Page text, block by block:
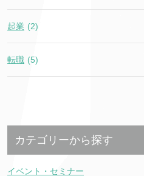
起業 (2)
転職 (5)
カテゴリーから探す
イベント・セミナー